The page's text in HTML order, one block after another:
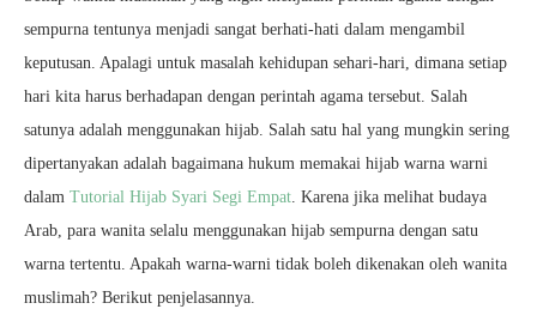
sempurna tentunya menjadi sangat berhati-hati dalam mengambil
keputusan. Apalagi untuk masalah kehidupan sehari-hari, dimana setiap
hari kita harus berhadapan dengan perintah agama tersebut. Salah
satunya adalah menggunakan hijab. Salah satu hal yang mungkin sering
dipertanyakan adalah bagaimana hukum memakai hijab warna warni
dalam Tutorial Hijab Syari Segi Empat. Karena jika melihat budaya
Arab, para wanita selalu menggunakan hijab sempurna dengan satu
warna tertentu. Apakah warna-warni tidak boleh dikenakan oleh wanita
muslimah? Berikut penjelasannya.